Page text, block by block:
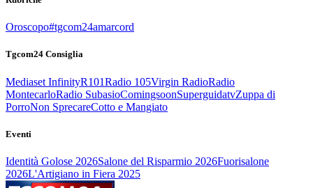
Oroscopo#tgcom24amarcord
Tgcom24 Consiglia
Mediaset InfinityR101Radio 105Virgin RadioRadio
MontecarloRadio SubasioComingsoonSuperguidatvZuppa di
PorroNon SprecareCotto e Mangiato
Eventi
Identità Golose 2026Salone del Risparmio 2026Fuorisalone
2026L'Artigiano in Fiera 2025